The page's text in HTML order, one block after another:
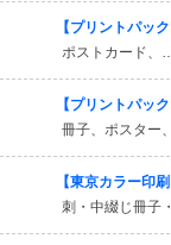
【プリントパッ
ポストカード、…
【プリントパッ
冊子、ポスター
【東京カラー印
刺・中綴じ冊子